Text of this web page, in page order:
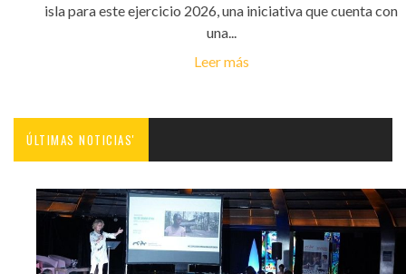
isla para este ejercicio 2026, una iniciativa que cuenta con
una...
Leer más
ÚLTIMAS NOTICIAS'